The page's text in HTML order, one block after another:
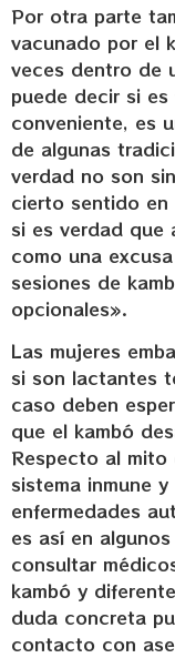
Por otra parte
vacunado por el
veces dentro de
puede decir si
conveniente, es
de algunas
verdad no son
cierto sentido
si es verdad que
como una
sesiones de
opcionales».
Las mujeres
si son lactantes
caso deben
que el kambó
Respecto al
sistema inmune
enfermedades
es así en
consultar
kambó y
duda concreta
contacto con